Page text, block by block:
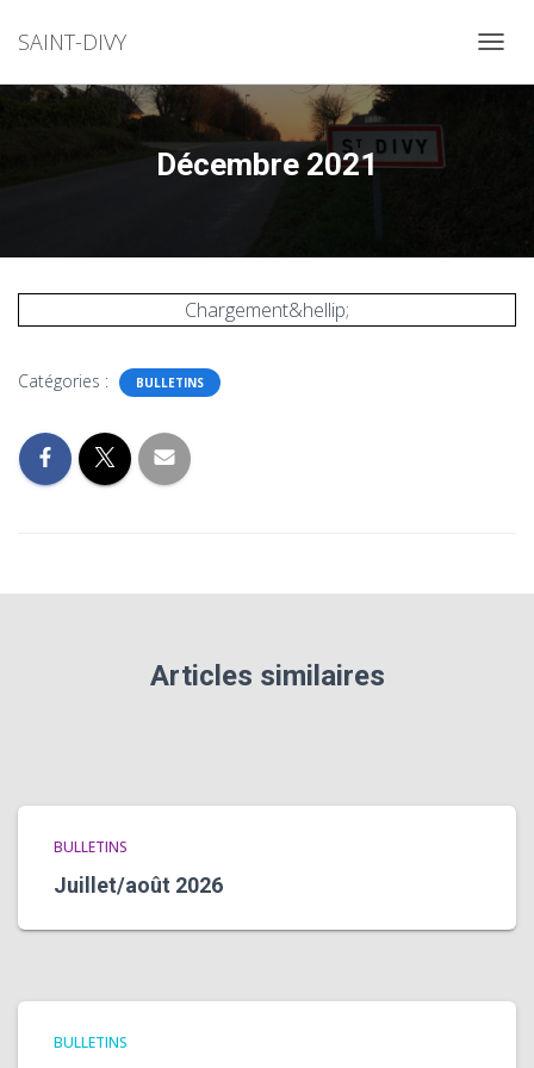
SAINT-DIVY
Décembre 2021
Chargement&hellip;
Catégories : BULLETINS
Articles similaires
BULLETINS
Juillet/août 2026
BULLETINS